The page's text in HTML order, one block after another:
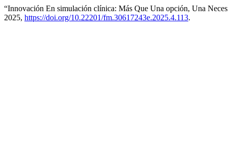
“Innovación En simulación clínica: Más Que Una opción, Una
2025, https://doi.org/10.22201/fm.30617243e.2025.4.113.